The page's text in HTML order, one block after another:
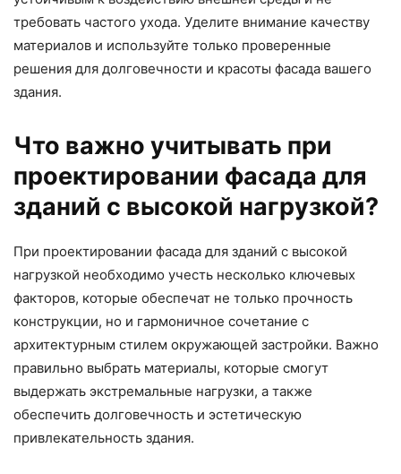
требовать частого ухода. Уделите внимание качеству
материалов и используйте только проверенные
решения для долговечности и красоты фасада вашего
здания.
Что важно учитывать при
проектировании фасада для
зданий с высокой нагрузкой?
При проектировании фасада для зданий с высокой
нагрузкой необходимо учесть несколько ключевых
факторов, которые обеспечат не только прочность
конструкции, но и гармоничное сочетание с
архитектурным стилем окружающей застройки. Важно
правильно выбрать материалы, которые смогут
выдержать экстремальные нагрузки, а также
обеспечить долговечность и эстетическую
привлекательность здания.